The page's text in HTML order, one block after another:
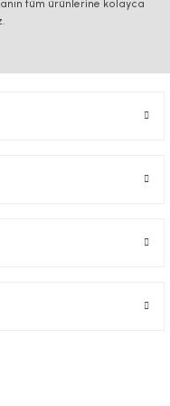
tüm ürünlerine kolayca